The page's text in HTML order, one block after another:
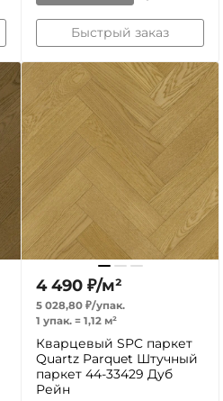
Быстрый заказ
4 490 ₽/м²
5 028,80 ₽/упак.
1 упак. = 1,12 м²
Кварцевый SPC паркет
Quartz Parquet Штучный
паркет 44-33429 Дуб
Рейн